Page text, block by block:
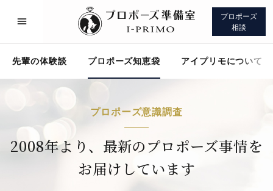
プロポーズ
相談
先輩の体験談 プロポーズ知恵袋 アイプリモについて
プロポーズ意識調査
2008年より、最新のプロポーズ事情を
お届けしています
プロポーズサポート 先輩の体験談
プロポーズ知恵袋 アイプリモについて